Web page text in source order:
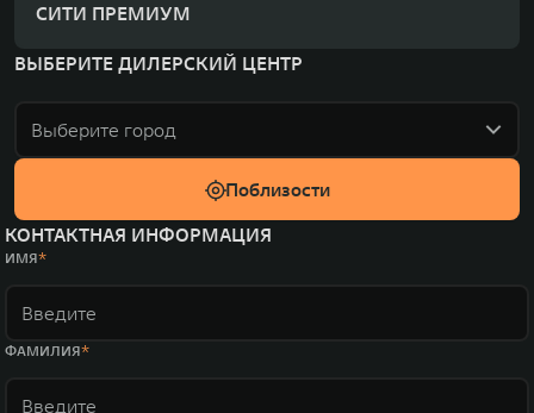
СИТИ ПРЕМИУМ
ВЫБЕРИТЕ ДИЛЕРСКИЙ ЦЕНТР
Выберите город
Поблизости
КОНТАКТНАЯ ИНФОРМАЦИЯ
ИМЯ
ФАМИЛИЯ